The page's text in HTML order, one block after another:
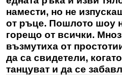
намести, но не
от ръце. Пошлото шоу
горещо от всички.
възмутиха от
да са свидетели,
танцуват и да се